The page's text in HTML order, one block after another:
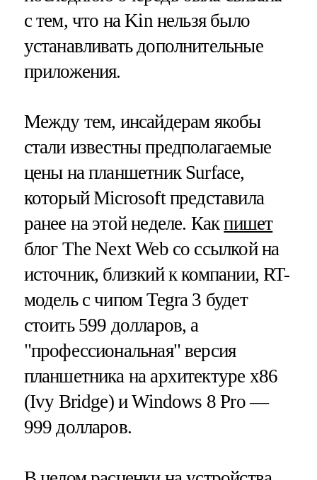
с тем, что на Kin нельзя было
устанавливать дополнительные
приложения.
Между тем, инсайдерам якобы
стали известны предполагаемые
цены на планшетник Surface,
который Microsoft представила
ранее на этой неделе. Какпишет
блог The Next Web со ссылкой на
источник, близкий к компании, RT-
модель с чипом Tegra 3 будет
стоить 599 долларов, а
"профессиональная" версия
планшетника на архитектуре х86
(Ivy Bridge) и Windows 8 Pro —
999 долларов.